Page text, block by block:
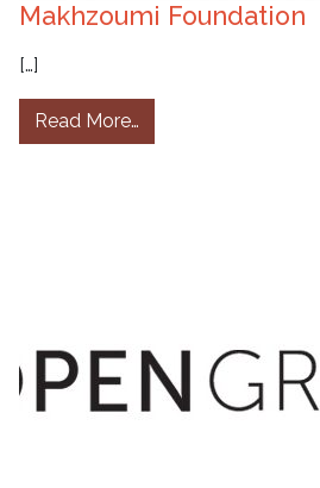
Makhzoumi Foundation
[…]
Read More…